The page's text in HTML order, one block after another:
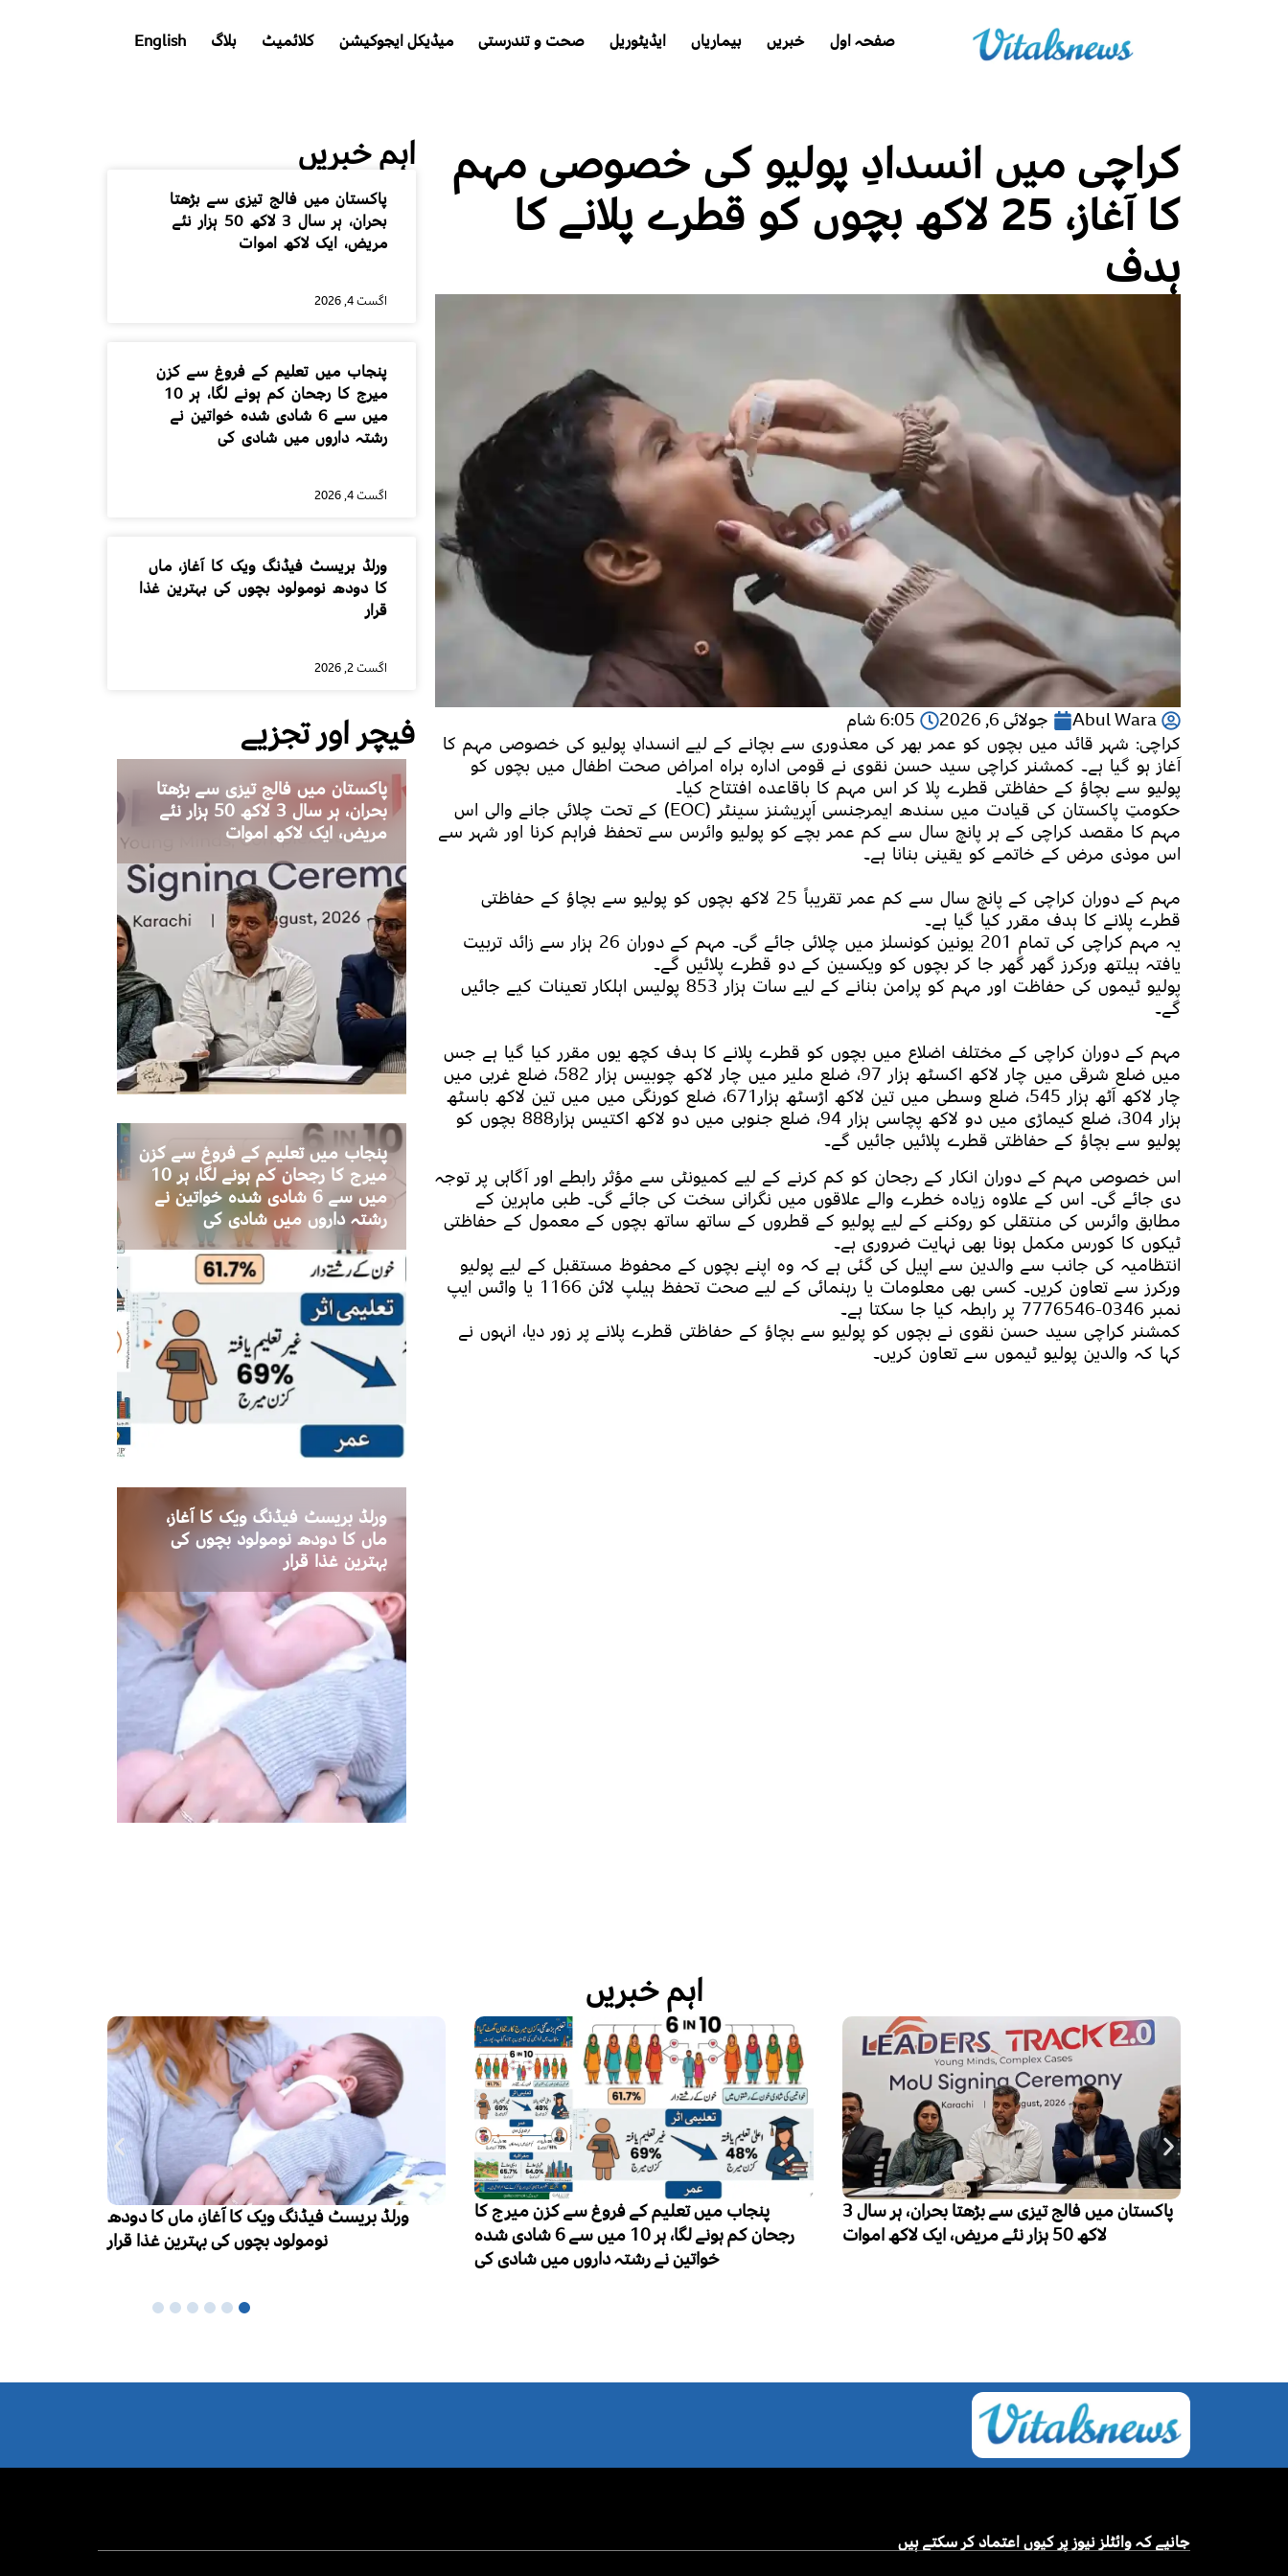
صفحہ اول خبریں بیماریاں ایڈیٹوریل صحت و تندرستی میڈیکل ایجوکیشن کلائمیٹ بلاگ English
کراچی میں انسدادِ پولیو کی خصوصی مہم
کا آغاز، 25 لاکھ بچوں کو قطرے پلانے کا
ہدف
Abul Wara جولائی 6, 2026
6:05 شام
​کراچی: شہر قائد میں بچوں کو عمر بھر کی معذوری سے بچانے کے لیے انسدادِ پولیو کی خصوصی مہم کا
آغاز ہو گیا ہے۔ کمشنر کراچی سید حسن نقوی نے قومی ادارہ براہ امراض صحت اطفال میں بچوں کو
پولیو سے بچاؤ کے حفاظتی قطرے پلا کر اس مہم کا باقاعدہ افتتاح کیا۔
​حکومتِ پاکستان کی قیادت میں سندھ ایمرجنسی آپریشنز سینٹر (EOC) کے تحت چلائی جانے والی اس
مہم کا مقصد کراچی کے ہر پانچ سال سے کم عمر بچے کو پولیو وائرس سے تحفظ فراہم کرنا اور شہر سے
اس موذی مرض کے خاتمے کو یقینی بنانا ہے۔
​مہم کے دوران کراچی کے پانچ سال سے کم عمر تقریباً 25 لاکھ بچوں کو پولیو سے بچاؤ کے حفاظتی
قطرے پلانے کا ہدف مقرر کیا گیا ہے۔
​یہ مہم کراچی کی تمام 201 یونین کونسلز میں چلائی جائے گی۔ مہم کے دوران ​26 ہزار سے زائد تربیت
یافتہ ہیلتھ ورکرز گھر گھر جا کر بچوں کو ویکسین کے دو قطرے پلائیں گے۔
​پولیو ٹیموں کی حفاظت اور مہم کو پرامن بنانے کے لیے سات ہزار 853 پولیس اہلکار تعینات کیے جائیں
گے۔
​مہم کے دوران کراچی کے مختلف اضلاع میں بچوں کو قطرے پلانے کا ہدف کچھ یوں مقرر کیا گیا ہے جس
میں ​ضلع شرقی میں چار لاکھ اکسٹھ ہزار 97، ​ضلع ملیر میں چار لاکھ چوبیس ہزار 582، ​ضلع غربی میں
چار لاکھ آٹھ ہزار 545،​ ضلع وسطی میں تین لاکھ اڑسٹھ ہزار671، ​ضلع کورنگی میں میں تین لاکھ باسٹھ
ہزار 304، ​ضلع کیماڑی میں دو لاکھ پچاسی ہزار 94، ​ضلع جنوبی میں دو لاکھ اکتیس ہزار888 بچوں کو
پولیو سے بچاؤ کے حفاظتی قطرے پلائیں جائیں گے۔
​اس خصوصی مہم کے دوران انکار کے رجحان کو کم کرنے کے لیے کمیونٹی سے مؤثر رابطے اور آگاہی پر توجہ
دی جائے گی۔ اس کے علاوہ زیادہ خطرے والے علاقوں میں نگرانی سخت کی جائے گی۔ طبی ماہرین کے
مطابق وائرس کی منتقلی کو روکنے کے لیے پولیو کے قطروں کے ساتھ ساتھ بچوں کے معمول کے حفاظتی
ٹیکوں کا کورس مکمل ہونا بھی نہایت ضروری ہے۔
​انتظامیہ کی جانب سے والدین سے اپیل کی گئی ہے کہ وہ اپنے بچوں کے محفوظ مستقبل کے لیے پولیو
ورکرز سے تعاون کریں۔ کسی بھی معلومات یا رہنمائی کے لیے صحت تحفظ ہیلپ لائن 1166 یا واٹس ایپ
نمبر 0346-7776546 پر رابطہ کیا جا سکتا ہے۔
کمشنر کراچی سید حسن نقوی نے بچوں کو پولیو سے بچاؤ کے حفاظتی قطرے پلانے پر زور دیا، انہوں نے
کہا کہ والدین پولیو ٹیموں سے تعاون کریں۔
اہم خبریں
پاکستان میں فالج تیزی سے بڑھتا
بحران، ہر سال 3 لاکھ 50 ہزار نئے
مریض، ایک لاکھ اموات
اگست 4, 2026
پنجاب میں تعلیم کے فروغ سے کزن
میرج کا رجحان کم ہونے لگا، ہر 10
میں سے 6 شادی شدہ خواتین نے
رشتہ داروں میں شادی کی
اگست 4, 2026
ورلڈ بریسٹ فیڈنگ ویک کا آغاز، ماں
کا دودھ نومولود بچوں کی بہترین غذا
قرار
اگست 2, 2026
فیچر اور تجزیے
پاکستان میں فالج تیزی سے بڑھتا
بحران، ہر سال 3 لاکھ 50 ہزار نئے
مریض، ایک لاکھ اموات
پنجاب میں تعلیم کے فروغ سے کزن
میرج کا رجحان کم ہونے لگا، ہر 10
میں سے 6 شادی شدہ خواتین نے
رشتہ داروں میں شادی کی
ورلڈ بریسٹ فیڈنگ ویک کا آغاز،
ماں کا دودھ نومولود بچوں کی
بہترین غذا قرار
اہم خبریں
پاکستان میں فالج تیزی سے بڑھتا بحران، ہر سال 3
لاکھ 50 ہزار نئے مریض، ایک لاکھ اموات
پنجاب میں تعلیم کے فروغ سے کزن میرج کا
رجحان کم ہونے لگا، ہر 10 میں سے 6 شادی شدہ
خواتین نے رشتہ داروں میں شادی کی
ورلڈ بریسٹ فیڈنگ ویک کا آغاز، ماں کا دودھ
نومولود بچوں کی بہترین غذا قرار
جانیے کہ وائٹلز نیوز پر کیوں اعتماد کر سکتے ہیں